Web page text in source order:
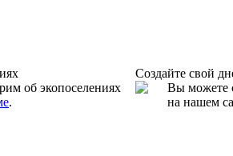
об экопоселениях
.
Создайте свой
Вы можете
на нашем